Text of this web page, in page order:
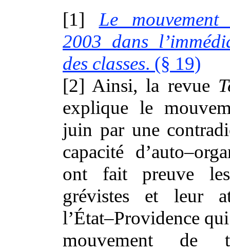
[1] Le
2003 dans
des classes. (§ 19)
[2] Ainsi, la revue
explique le
juin par une
capacité
ont fait preuve les
grévistes et leur
l’État–Providence
mouvement de